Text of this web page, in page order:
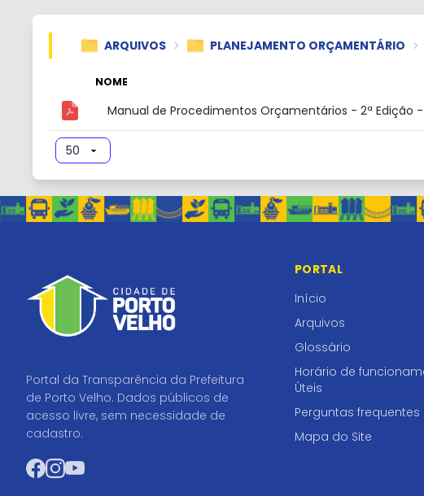
ARQUIVOS PLANEJAMENTO ORÇAMENTÁRIO
NOME
Manual de Procedimentos Orçamentários - 2ª Edição
Portal da Transparência da Prefeitura
de Porto Velho. Dados públicos de
acesso livre, sem necessidade de
cadastro.
Facebook
Instagram
YouTube
PORTAL
Início
Arquivos
Glossário
Horário de
Úteis
Perguntas frequentes
Mapa do Site